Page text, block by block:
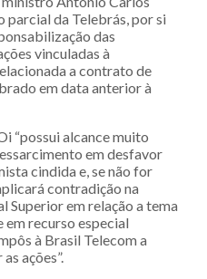
parcial da Telebrás, por si
das
vinculadas à
a contrato de
em data anterior à
“possui alcance muito
em desfavor
cindida e, se não for
contradição na
Superior em relação a tema
recurso especial
à Brasil Telecom a
ações”.